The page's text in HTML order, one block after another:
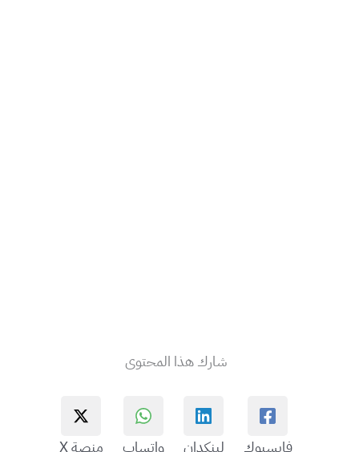
شارك هذا المحتوى
فايسبوك لينكدإن واتساب منصة X